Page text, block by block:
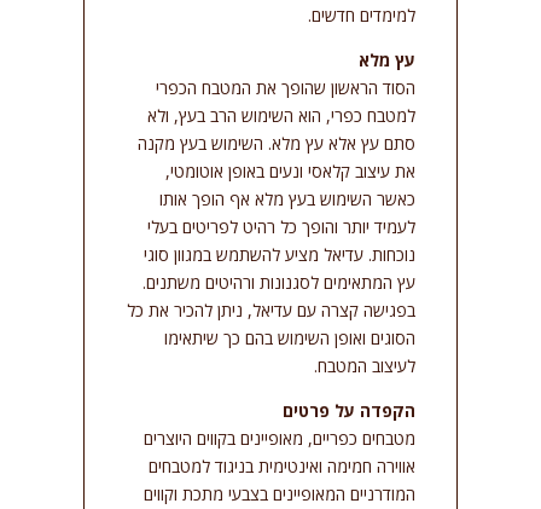
למימדים חדשים.
עץ מלא
הסוד הראשון שהופך את המטבח הכפרי
למטבח כפרי, הוא השימוש הרב בעץ, ולא
סתם עץ אלא עץ מלא. השימוש בעץ מקנה
את עיצוב קלאסי ונעים באופן אוטומטי,
כאשר השימוש בעץ מלא אף הופך אותו
לעמיד יותר והופך כל רהיט לפריטים בעלי
נוכחות. עדיאל מציע להשתמש במגוון סוגי
עץ המתאימים לסגנונות ורהיטים משתנים.
בפגישה קצרה עם עדיאל, ניתן להכיר את כל
הסוגים ואופן השימוש בהם כך שיתאימו
לעיצוב המטבח.
הקפדה על פרטים
מטבחים כפריים, מאופיינים בקווים היוצרים
אווירה חמימה ואינטימית בניגוד למטבחים
המודרניים המאופיינים בצבעי מתכת וקווים